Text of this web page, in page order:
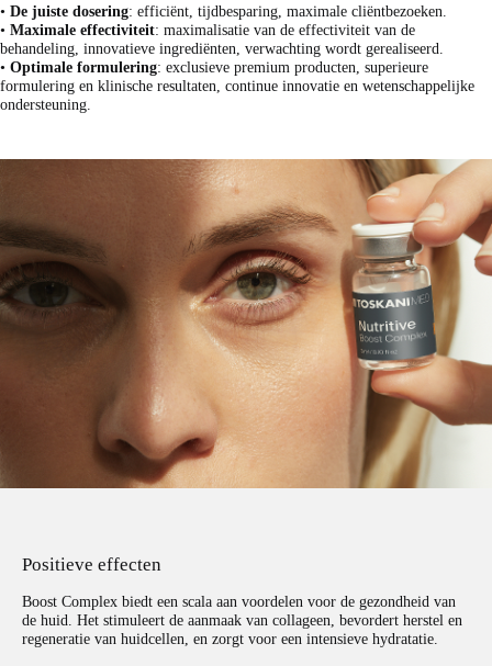
• De juiste dosering: efficiënt, tijdbesparing, maximale cliëntbezoeken.
• Maximale effectiviteit: maximalisatie van de effectiviteit van de
behandeling, innovatieve ingrediënten, verwachting wordt gerealiseerd.
• Optimale formulering: exclusieve premium producten, superieure
formulering en klinische resultaten, continue innovatie en wetenschappelijke
ondersteuning.
Positieve effecten
Boost Complex biedt een scala aan voordelen voor de gezondheid van
de huid. Het stimuleert de aanmaak van collageen, bevordert herstel en
regeneratie van huidcellen, en zorgt voor een intensieve hydratatie.